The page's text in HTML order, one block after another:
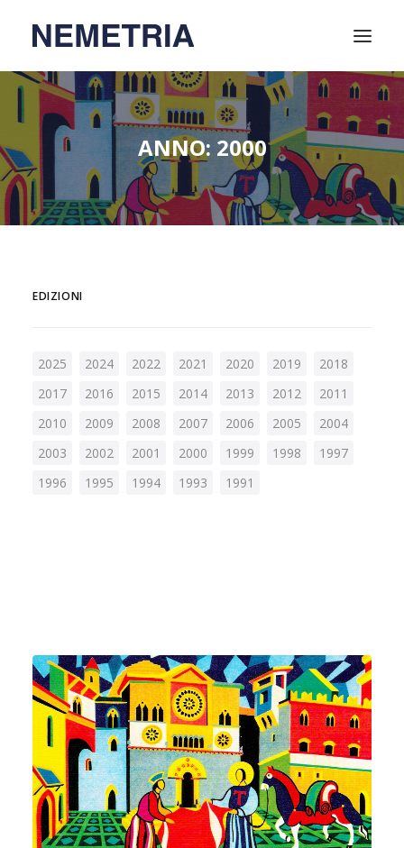
Home
Attività
Video
Relatori
ANNO: 2000
EDIZIONI
2025 2024 2022 2021 2020 2019
2018
2017
2016 2015 2014 2013 2012
2011
2010
2009 2008 2007 2006 2005
2004
2003
2002 2001 2000 1999 1998
1997
1996
1995 1994 1993 1991